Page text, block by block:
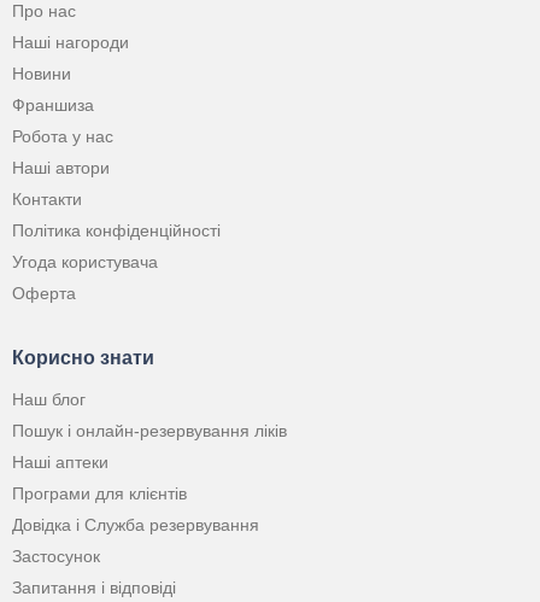
Про нас
Наші нагороди
Новини
Франшиза
Робота у нас
Наші автори
Контакти
Політика конфіденційності
Угода користувача
Оферта
Корисно знати
Наш блог
Пошук і онлайн-резервування ліків
Наші аптеки
Програми для клієнтів
Довідка і Служба резервування
Застосунок
Запитання і відповіді